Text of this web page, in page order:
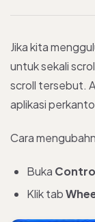
Jika kita
untuk sekali
scroll tersebut.
aplikasi
Cara
Buka
Klik tab